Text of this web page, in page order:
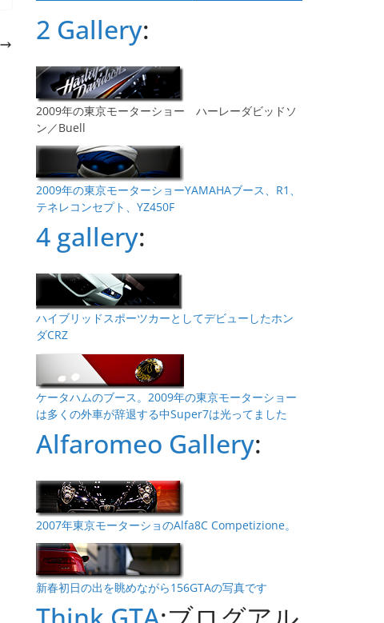
2 Gallery:
2009年の東京モーターショー ハーレーダビッドソ
ン／Buell
2009年の東京モーターショーYAMAHAブース、R1、
テネレコンセプト、YZ450F
4 gallery:
ハイブリッドスポーツカーとしてデビューしたホン
ダCRZ
ケータハムのブース。2009年の東京モーターショー
は多くの外車が辞退する中Super7は光ってました
Alfaromeo Gallery:
2007年東京モーターショのAlfa8C Competizione。
新春初日の出を眺めながら156GTAの写真です